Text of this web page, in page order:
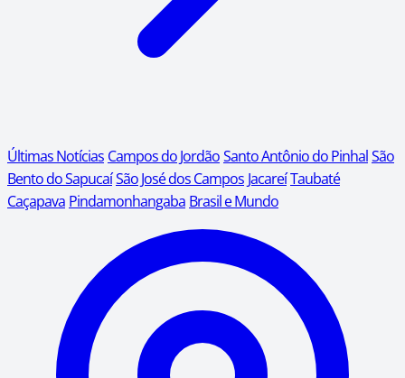
Últimas Notícias Campos do JordãoSanto Antônio do PinhalSão
Bento do SapucaíSão José dos Campos JacareíTaubaté
Caçapava Pindamonhangaba Brasil e Mundo